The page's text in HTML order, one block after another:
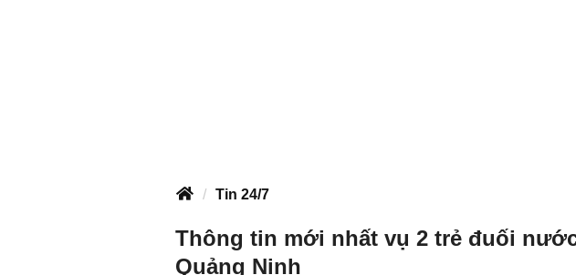
Tin 24/7
Thông tin mới nhất vụ 2 trẻ đuối
Quảng Ninh